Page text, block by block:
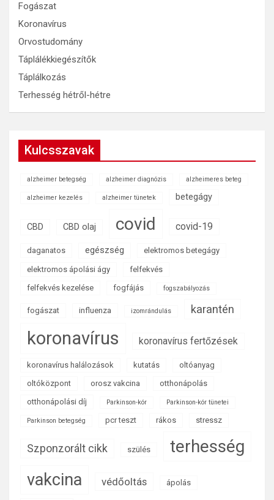
Fogászat
Koronavírus
Orvostudomány
Táplálékkiegészítők
Táplálkozás
Terhesség hétről-hétre
Kulcsszavak
alzheimer betegség alzheimer diagnózis alzheimeres beteg
alzheimer kezelés alzheimer tünetek betegágy
CBD CBD olaj covid covid-19
daganatos egészség elektromos betegágy
elektromos ápolási ágy
felfekvés
felfekvés kezelése
fogfájás fogszabályozás
fogászat influenza izomrándulás karantén
koronavírus koronavírus fertőzések
koronavírus halálozások kutatás
oltóanyag
oltóközpont
orosz vakcina
otthonápolás
otthonápolási díj
Parkinson-kór Parkinson-kór tünetei
Parkinson betegség pcr teszt rákos stressz
Szponzorált cikk szülés terhesség
vakcina védőoltás ápolás